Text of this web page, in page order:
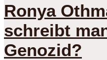
Ronya
schreibt
Genozid?